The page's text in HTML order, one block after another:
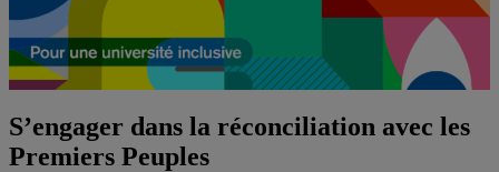
S’engager dans la réconciliation avec les
Premiers Peuples